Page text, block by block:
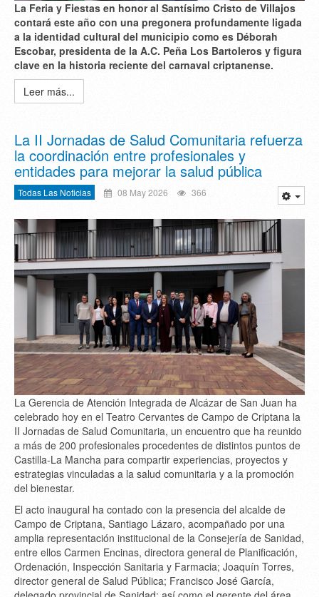
La Feria y Fiestas en honor al Santísimo Cristo de Villajos
contará este año con una pregonera profundamente ligada
a la identidad cultural del municipio como es Déborah
Escobar, presidenta de la A.C. Peña Los Bartoleros y figura
clave en la historia reciente del carnaval criptanense.
Leer más...
La II Jornadas de Salud Comunitaria refuerza
la coordinación entre profesionales y
entidades para mejorar la salud pública
Todas Las Noticias 08 May 2026 366
La Gerencia de Atención Integrada de Alcázar de San Juan ha
celebrado hoy en el Teatro Cervantes de Campo de Criptana la
II Jornadas de Salud Comunitaria, un encuentro que ha reunido
a más de 200 profesionales procedentes de distintos puntos de
Castilla-La Mancha para compartir experiencias, proyectos y
estrategias vinculadas a la salud comunitaria y a la promoción
del bienestar.
El acto inaugural ha contado con la presencia del alcalde de
Campo de Criptana, Santiago Lázaro, acompañado por una
amplia representación institucional de la Consejería de Sanidad,
entre ellos Carmen Encinas, directora general de Planificación,
Ordenación, Inspección Sanitaria y Farmacia; Joaquín Torres,
director general de Salud Pública; Francisco José García,